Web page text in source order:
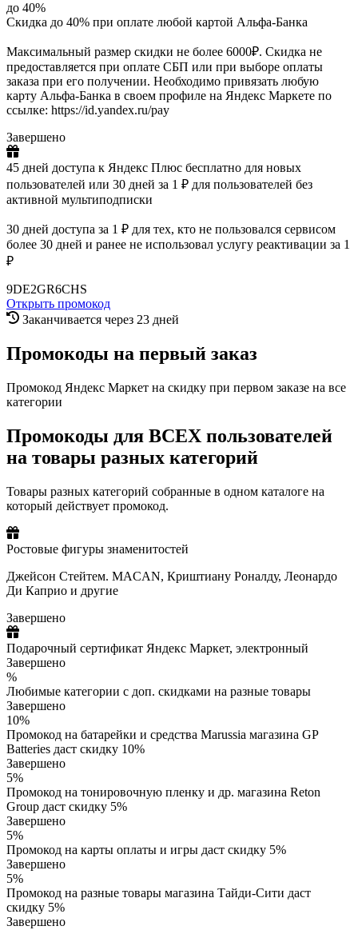
до 40%
Скидка до 40% при оплате любой картой Альфа-Банка
Максимальный размер скидки не более 6000₽. Скидка не
предоставляется при оплате СБП или при выборе оплаты
заказа при его получении. Необходимо привязать любую
карту Альфа-Банка в своем профиле на Яндекс Маркете по
ссылке: https://id.yandex.ru/pay
Завершено
45 дней доступа к Яндекс Плюс бесплатно для новых
пользователей или 30 дней за 1 ₽ для пользователей без
активной мультиподписки
30 дней доступа за 1 ₽ для тех, кто не пользовался сервисом
более 30 дней и ранее не использовал услугу реактивации за 1
₽
9DE2GR6CHS
Открыть промокод
Заканчивается через 23 дней
Промокоды на первый заказ
Промокод Яндекс Маркет на скидку при первом заказе на все
категории
Промокоды для ВСЕХ пользователей
на товары разных категорий
Товары разных категорий собранные в одном каталоге на
который действует промокод.
Ростовые фигуры знаменитостей
Джейсон Стейтем. MACAN, Криштиану Роналду, Леонардо
Ди Каприо и другие
Завершено
Подарочный сертификат Яндекс Маркет, электронный
Завершено
%
Любимые категории с доп. скидками на разные товары
Завершено
10%
Промокод на батарейки и средства Marussia магазина GP
Batteries даст скидку 10%
Завершено
5%
Промокод на тонировочную пленку и др. магазина Reton
Group даст скидку 5%
Завершено
5%
Промокод на карты оплаты и игры даст скидку 5%
Завершено
5%
Промокод на разные товары магазина Тайди-Сити даст
скидку 5%
Завершено